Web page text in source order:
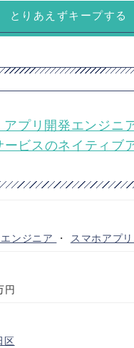
とりあえずキープする
アプリ開発エンジ
ービスのネイティブ
ンジニア ・ スマホアプ
円
区